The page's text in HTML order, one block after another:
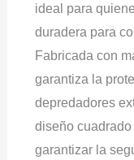
ideal para
duradera para
Fabricada con
garantiza la
depredadores
diseño
garantizar la